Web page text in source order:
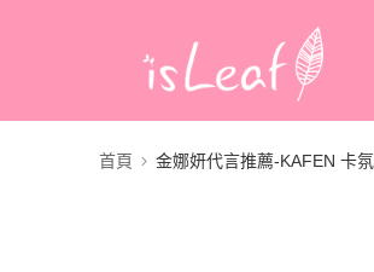
首頁 金娜妍代言推薦-KAFEN 卡氛